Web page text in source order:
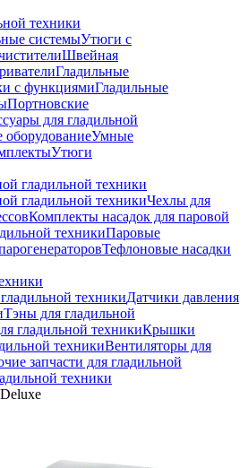
техники
системыУтюги с
Швейная
Гладильные
с функциямиГладильные
Портновские
для гладильной
Умные
Утюги
гладильной техники
гладильной техникиЧехлы для
Комплекты насадок для паровой
техникиПаровые
Тефлоновые насадки
техникиДатчики давления
Тэны для гладильной
гладильной техникиКрышки
техникиВентиляторы для
запчасти для гладильной
техники